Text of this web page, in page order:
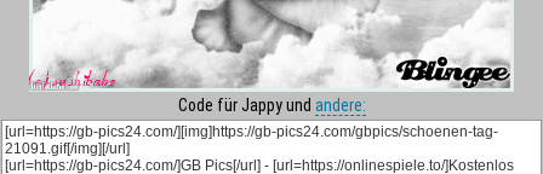
Code für Jappy und andere: